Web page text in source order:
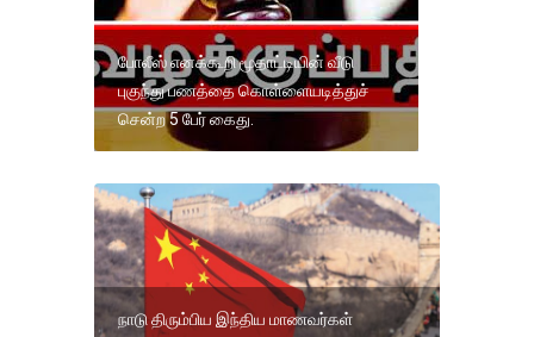
போலீஸ் எனக்கூறி மூதாட்டியின் வீடு
புகுந்து பணத்தை கொள்ளையடித்துச்
சென்ற 5 பேர் கைது.
நாடு திரும்பிய இந்திய மாணவர்கள்